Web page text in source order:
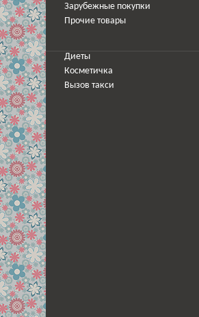
Зарубежные покупки
Прочие товары
Диеты
Косметичка
Вызов такси